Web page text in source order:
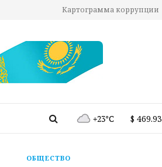
Картограмма коррупции
+23°C $ 469.93
ОБЩЕСТВО